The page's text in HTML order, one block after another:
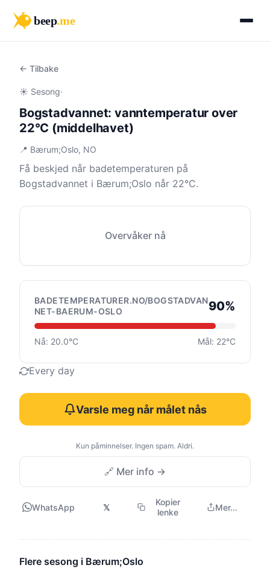
beep.me
← Tilbake
☀️ Sesong·
Bogstadvannet: vanntemperatur over
22°C (middelhavet)
📍 Bærum;Oslo, NO
Få beskjed når badetemperaturen på
Bogstadvannet i Bærum;Oslo når 22°C.
Overvåker nå
BADETEMPERATURER.NO/BOGSTADVAN
NET-BAERUM-OSLO
90%
Nå: 20.0°C Mål: 22°C
Every day
Varsle meg når målet nås
Kun påminnelser. Ingen spam. Aldri.
🔗 Mer info →
WhatsApp 𝕏
Kopier
lenke
Mer...
Flere sesong i Bærum;Oslo